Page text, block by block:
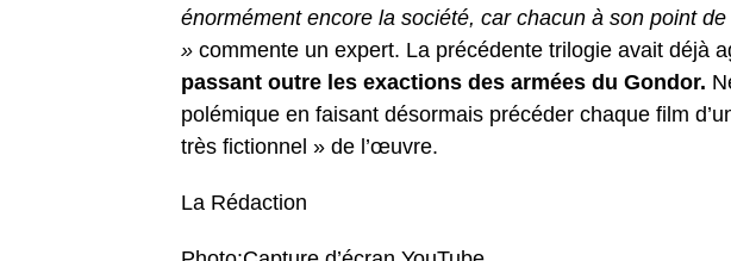
énormément encore la société, car chacun à son point
» commente un expert. La précédente trilogie avait déjà
passant outre les exactions des armées du Gondor.
polémique en faisant désormais précéder chaque film
très fictionnel » de l’œuvre.
La Rédaction